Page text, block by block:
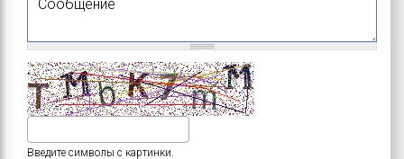
Введите символы с картинки.